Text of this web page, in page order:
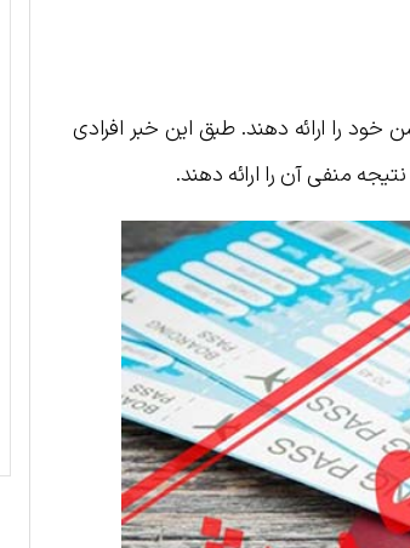
خود را ارائه دهند. طبق این خبر افرادی